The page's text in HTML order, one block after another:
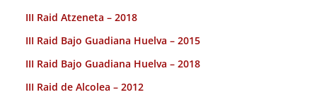
III Raid Atzeneta – 2018
III Raid Bajo Guadiana Huelva – 2015
III Raid Bajo Guadiana Huelva – 2018
III Raid de Alcolea – 2012